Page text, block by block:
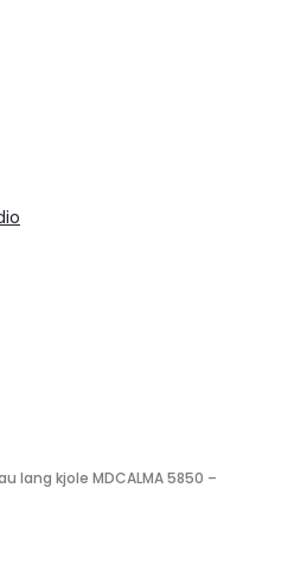
lang kjole MDCALMA 5850 –